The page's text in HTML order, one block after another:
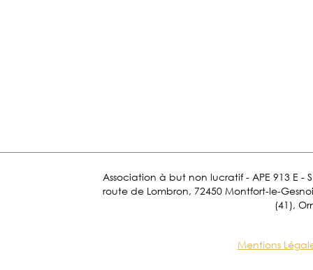
Association à but non lucratif - APE 913 E -
route de Lombron, 72450 Montfort-le-
(41),
Mentions